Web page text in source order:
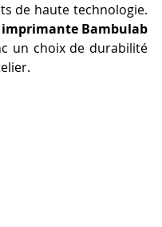
Bambulab
un choix de durabilité